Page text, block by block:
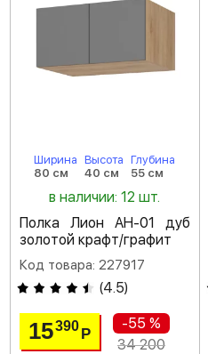
Ширина
80 см
Высота
40 см
Глубина
55 см
в наличии: 12 шт.
Полка Лион АН-01 дуб
золотой крафт/графит
Код товара: 227917
(4.5)
15390Р
-55 %
34 200